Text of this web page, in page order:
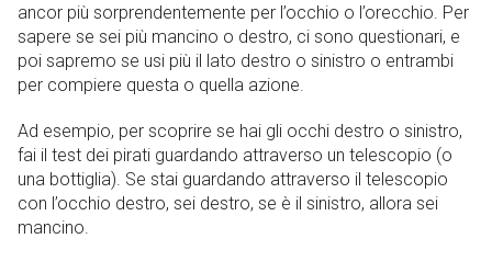
ancor più sorprendentemente per l’occhio o l’orecchio. Per
sapere se sei più mancino o destro, ci sono questionari, e
poi sapremo se usi più il lato destro o sinistro o entrambi
per compiere questa o quella azione.
Ad esempio, per scoprire se hai gli occhi destro o sinistro,
fai il test dei pirati guardando attraverso un telescopio (o
una bottiglia). Se stai guardando attraverso il telescopio
con l’occhio destro, sei destro, se è il sinistro, allora sei
mancino.